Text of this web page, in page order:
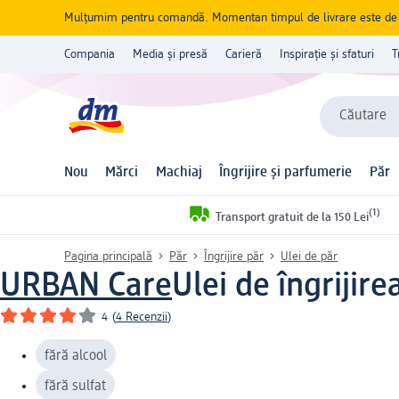
Mulțumim pentru comandă. Momentan timpul de livrare este
Compania Media și presă Carieră Inspirație și sfaturi
Căutare
Nou Mărci Machiaj Îngrijire și parfumerie Păr
Transport gratuit de la 150 Lei(1)
Pagina principală Păr Îngrijire păr Ulei de păr
URBAN CareUlei de
4 (4 Recenzii)
fără alcool
fără sulfat